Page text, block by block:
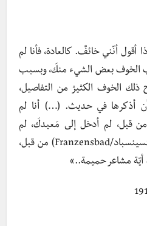
أقول أنّني خائفٌ. كالعادة، فأنا لم
الخوف بعض الشيء منكَ، وبسبب
الخوف الكثيرُ من التفاصيل،
أذكرها في حديث. (…) أنا لم
قبل، لم أدخل إلى مَعبدكَ، لم
أدعُكَ لتزورني في (فرانتسينسباد/Franzensbad) من قبل،
أيّة مشاعر حميمة..»